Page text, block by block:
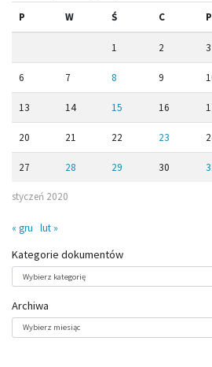
styczeń 2020
P W Ś C P
1 2 3
6 7 8 9
13 14 15 16
20 21 22 23
27 28 29 30
« gru lut »
Kategorie dokumentów
dokumentów
Archiwa
Archiwa